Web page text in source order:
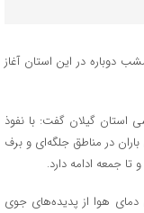
دوباره در این استان آغاز
استان گیلان گفت: با نفوذ
در مناطق جلگه‌ای و برف
جمعه ادامه دارد.
مه آلودگی و کاهش ۲ تا ۴ درجه‌ای دمای هوا از پدیده‌های جوی